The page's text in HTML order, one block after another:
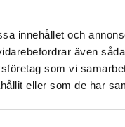
innehållet och
även
som vi
eller som de har
pris